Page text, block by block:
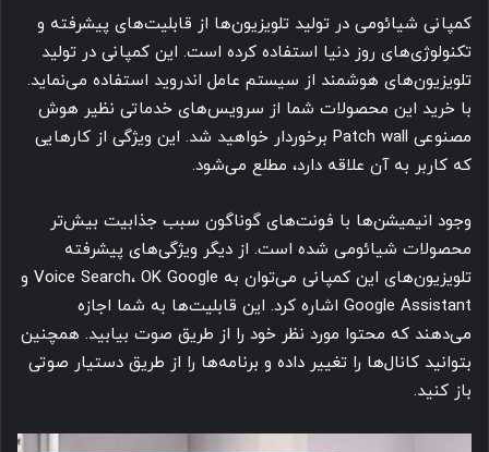
کمپانی شیائومی در تولید تلویزیون‌ها از قابلیت‌های پیشرفته و
تکنولوژی‌های روز دنیا استفاده کرده است. این کمپانی در تولید
تلویزیون‌های هوشمند از سیستم عامل اندروید استفاده می‌نماید.
با خرید این محصولات شما از سرویس‌های خدماتی نظیر هوش
مصنوعی Patch wall برخوردار خواهید شد. این ویژگی از کارهایی
که کاربر به آن علاقه دارد، مطلع می‌شود.
وجود انیمیشن‌ها با فونت‌های گوناگون سبب جذابیت بیش‌تر
محصولات شیائومی شده است. از دیگر ویژگی‌های پیشرفته
تلویزیون‌های این کمپانی می‌توان به Voice Search، OK Google و
Google Assistant اشاره کرد. این قابلیت‌ها به شما اجازه
می‌دهند که محتوا مورد نظر خود را از طریق صوت بیابید. همچنین
بتوانید کانال‌ها را تغییر داده و برنامه‌ها را از طریق دستیار صوتی
باز کنید.